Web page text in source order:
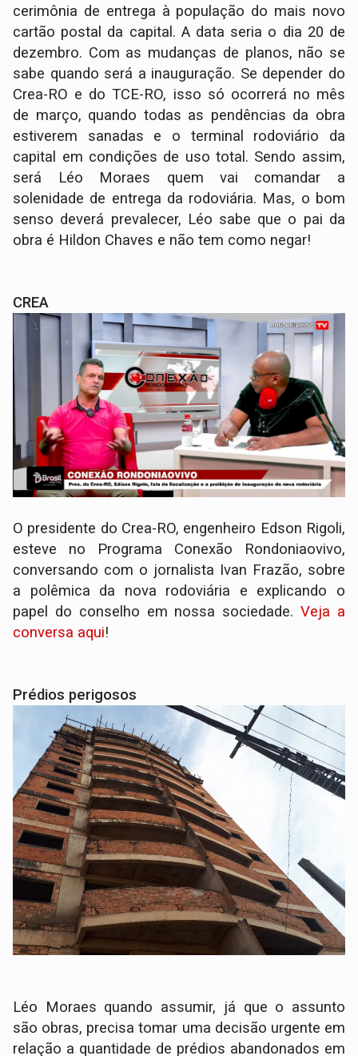
cerimônia de entrega à população do mais novo
cartão postal da capital. A data seria o dia 20 de
dezembro. Com as mudanças de planos, não se
sabe quando será a inauguração. Se depender do
Crea-RO e do TCE-RO, isso só ocorrerá no mês
de março, quando todas as pendências da obra
estiverem sanadas e o terminal rodoviário da
capital em condições de uso total. Sendo assim,
será Léo Moraes quem vai comandar a
solenidade de entrega da rodoviária. Mas, o bom
senso deverá prevalecer, Léo sabe que o pai da
obra é Hildon Chaves e não tem como negar!
CREA
O presidente do Crea-RO, engenheiro Edson Rigoli,
esteve no Programa Conexão Rondoniaovivo,
conversando com o jornalista Ivan Frazão, sobre
a polêmica da nova rodoviária e explicando o
papel do conselho em nossa sociedade.Veja a
conversa aqui!
Prédios perigosos
Léo Moraes quando assumir, já que o assunto
são obras, precisa tomar uma decisão urgente em
relação a quantidade de prédios abandonados em